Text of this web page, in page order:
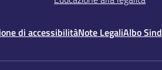
di accessibilitàNote LegaliAlbo